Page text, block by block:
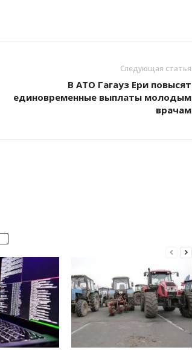
Следующая статья
В АТО Гагауз Ери повысят
единовременные выплаты молодым
врачам